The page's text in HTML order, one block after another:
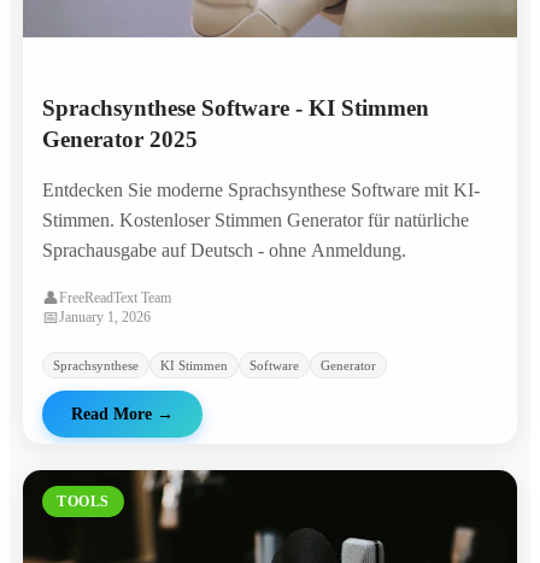
Sprachsynthese Software - KI Stimmen
Generator 2025
Entdecken Sie moderne Sprachsynthese Software mit KI-
Stimmen. Kostenloser Stimmen Generator für natürliche
Sprachausgabe auf Deutsch - ohne Anmeldung.
👤FreeReadText Team
📅January 1, 2026
Sprachsynthese KI Stimmen Software Generator
Read More →
TOOLS